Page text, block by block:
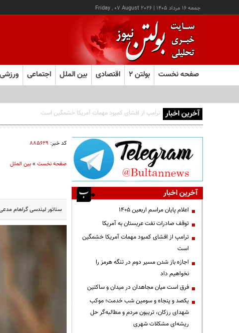
جمعه ۱۶ مرداد ۱۴۰۵ |
Friday , 07 August 2026
صفحه نخست بولتن ۲ اقتصادی بین الملل اجتماعی ورزشی
آخرین اخبار اجازه باز شدن مسیر دوم در تنگه هرمز را نخواهیم داد
کد خبر: ۸۸۵۶۲۹
صفحه نخست»بین الملل
سناتور لیندسی گراهام
آخرین اخبار
اعلام پایان مراسم اربعین ۱۴۰۵
توقف صادرات نفت عربستان به آمریکا
ترامپ از افشای کمبود مهمات آمریکا خشمگین
است
اجازه باز شدن مسیر دوم در تنگه هرمز را
نخواهیم داد
فرق است میان مجاهدان در میدان و ساکتین
یکصد و پنجاه و سومین شب خدمت؛ موکب
شهدای رزکان، تریبون مردم و مطالبه‌گر حل
ریشه‌ای مشکلات شهری